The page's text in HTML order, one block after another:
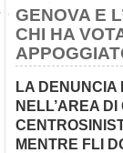
GENOVA E
CHI HA
LA DENUNCIA
NELL’AREA
MENTRE FLI